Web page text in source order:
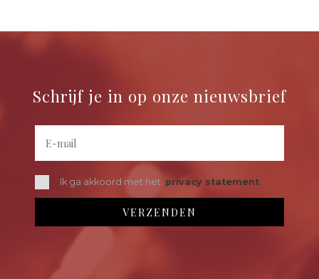
Schrijf je in op onze nieuwsbrief
Ik ga akkoord met het privacy statement